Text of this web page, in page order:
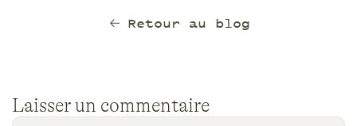
Retour au blog
Laisser un commentaire